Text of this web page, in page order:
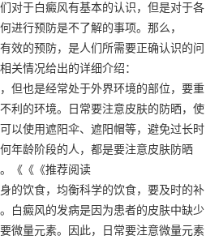
对于白癜风有基本的认识，但是对于各
进行预防是不了解的事项。那么，
效的预防，是人们所需要正确认识的问
关情况给出的详细介绍：
但也是经常处于外界环境的部位，要重
利的环境。日常要注意皮肤的防晒，使
以使用遮阳伞、遮阳帽等，避免过长时
年龄阶段的人，都是要注意皮肤防晒
《《《推荐阅读
的饮食，均衡科学的饮食，要及时的补
白癜风的发病是因为患者的皮肤中缺少
微量元素。因此，日常要注意微量元素